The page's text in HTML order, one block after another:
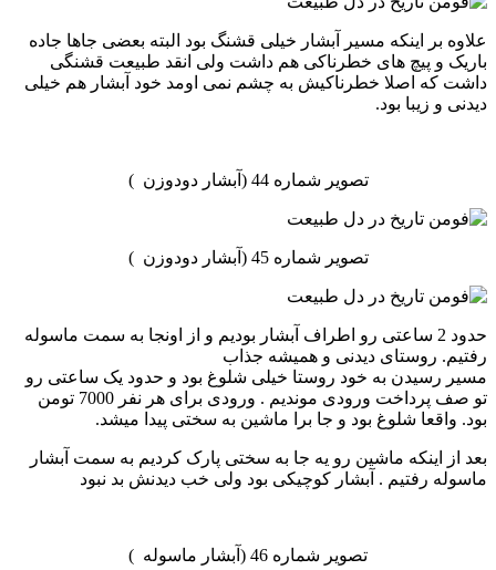
علاوه بر اینکه مسیر آبشار خیلی قشنگ بود البته بعضی جاها جاده
باریک و پیچ های خطرناکی هم داشت ولی انقد طبیعت قشنگی
داشت که اصلا خطرناکیش به چشم نمی اومد خود آبشار هم خیلی
دیدنی و زیبا بود.
تصویر شماره 44 (آبشار دودوزن )
تصویر شماره 45 (آبشار دودوزن )
حدود 2 ساعتی رو اطراف آبشار بودیم و از اونجا به سمت ماسوله
رفتیم. روستای دیدنی و همیشه جذاب
مسیر رسیدن به خود روستا خیلی شلوغ بود و حدود یک ساعتی رو
تو صف پرداخت ورودی موندیم . ورودی برای هر نفر 7000 تومن
بود. واقعا شلوغ بود و جا برا ماشین به سختی پیدا میشد.
بعد از اینکه ماشین رو یه جا به سختی پارک کردیم به سمت آبشار
ماسوله رفتیم . آبشار کوچیکی بود ولی خب دیدنش بد نبود
تصویر شماره 46 (آبشار ماسوله )